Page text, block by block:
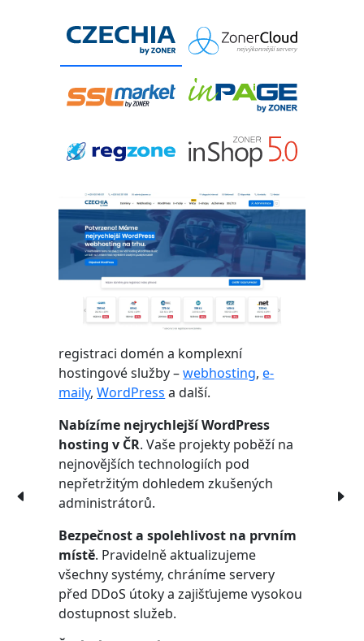
registraci domén a komplexní
hostingové služby –webhosting,e-
maily,WordPress a další.
Nabízíme nejrychlejší WordPress
hosting v ČR. Vaše projekty poběží na
nejnovějších technologiích pod
nepřetržitým dohledem zkušených
administrátorů.
Bezpečnost a spolehlivost na prvním
místě. Pravidelně aktualizujeme
všechny systémy, chráníme servery
před DDoS útoky a zajišťujeme vysokou
dostupnost služeb.